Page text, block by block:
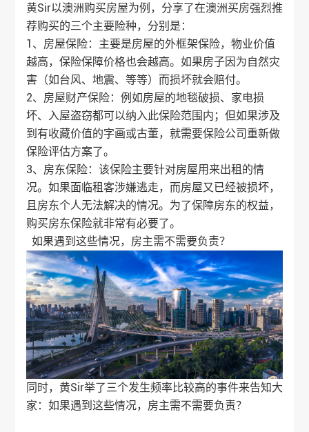
黄Sir以澳洲购买房屋为例，分享了在澳洲买房强烈推
荐购买的三个主要险种，分别是：
1、房屋保险：主要是房屋的外框架保险，物业价值
越高，保险保障价格也会越高。如果房子因为自然灾
害（如台风、地震、等等）而损坏就会赔付。
2、房屋财产保险：例如房屋的地毯破损、家电损
坏、入屋盗窃都可以纳入此保险范围内；但如果涉及
到有收藏价值的字画或古董，就需要保险公司重新做
保险评估方案了。
3、房东保险：该保险主要针对房屋用来出租的情
况。如果面临租客涉嫌逃走，而房屋又已经被损坏，
且房东个人无法解决的情况。为了保障房东的权益，
购买房东保险就非常有必要了。
如果遇到这些情况，房主需不需要负责？
同时，黄Sir举了三个发生频率比较高的事件来告知大
家：如果遇到这些情况，房主需不需要负责？